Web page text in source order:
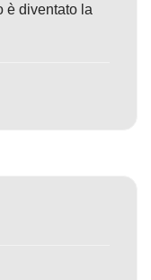
è diventato la